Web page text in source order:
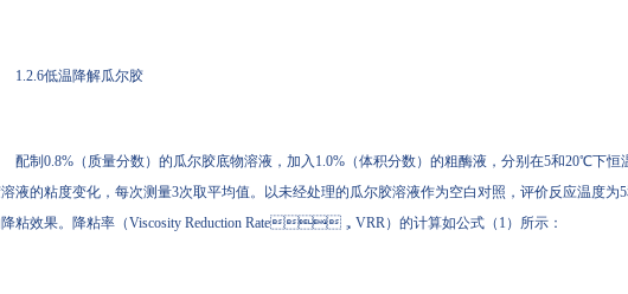
1.2.6低温降解瓜尔胶
配制0.8%（质量分数）的瓜尔胶底物溶液，加入1.0%（体积分数）的粗酶液，分别在5和20℃下恒
液的粘度变化，每次测量3次取平均值。以未经处理的瓜尔胶溶液作为空白对照，评价反应温度
粘效果。降粘率（Viscosity Reduction Rate，VRR）的计算如公式（1）所示：